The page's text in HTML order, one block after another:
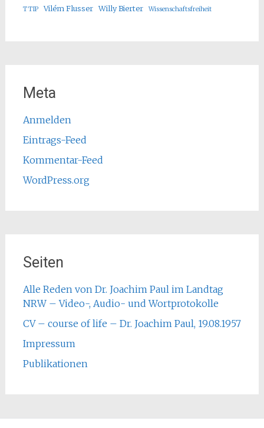
TTIP
Vilém Flusser Willy Bierter Wissenschaftsfreiheit
Meta
Anmelden
Eintrags-Feed
Kommentar-Feed
WordPress.org
Seiten
Alle Reden von Dr. Joachim Paul im Landtag
NRW – Video-, Audio- und Wortprotokolle
CV – course of life – Dr. Joachim Paul, 19.08.1957
Impressum
Publikationen